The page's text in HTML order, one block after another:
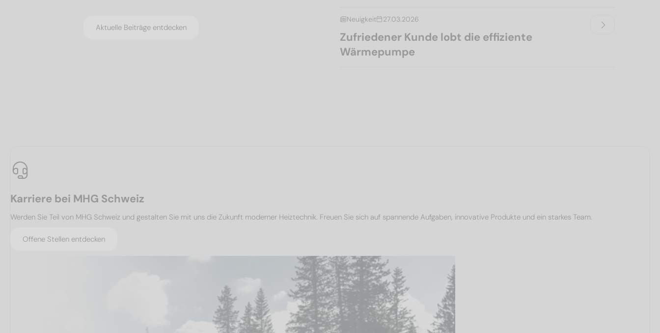
Aktuelle Beiträge entdecken
Neuigkeit 27.03.2026
Zufriedener Kunde lobt die effiziente
Wärmepumpe
Karriere bei MHG Schweiz
Werden Sie Teil von MHG Schweiz und gestalten Sie mit uns die Zukunft moderner Heiztechnik. Freuen Sie sich auf spannende Aufgaben, innovative Produkte und ein starkes Team.
Offene Stellen entdecken